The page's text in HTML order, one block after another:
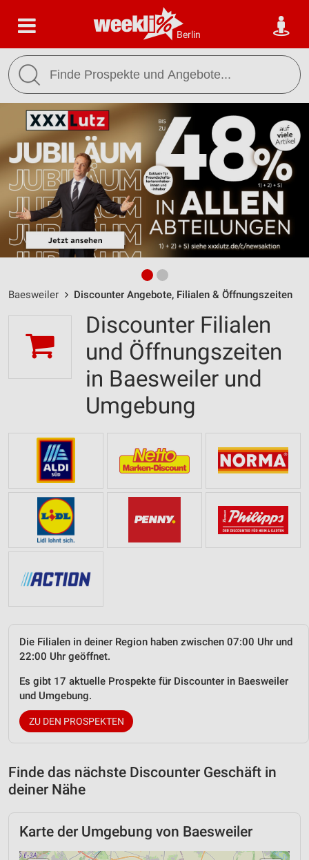
Berlin
Baesweiler Discounter Angebote, Filialen & Öffnungszeiten
Discounter Filialen
und Öffnungszeiten
in Baesweiler und
Umgebung
Die Filialen in deiner Region haben zwischen 07:00 Uhr und
22:00 Uhr geöffnet.
Es gibt 17 aktuelle Prospekte für Discounter in Baesweiler
und Umgebung.
ZU DEN PROSPEKTEN
Finde das nächste Discounter Geschäft in
deiner Nähe
Karte der Umgebung von Baesweiler